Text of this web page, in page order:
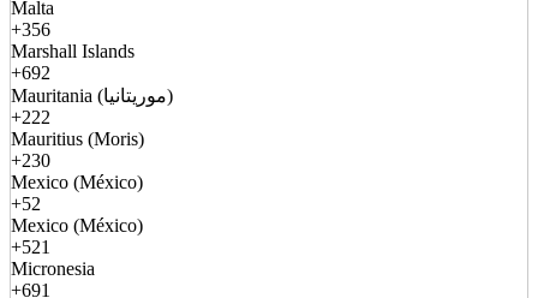
Malta
+356
Marshall Islands
+692
Mauritania (موريتانيا)
+222
Mauritius (Moris)
+230
Mexico (México)
+52
Mexico (México)
+521
Micronesia
+691